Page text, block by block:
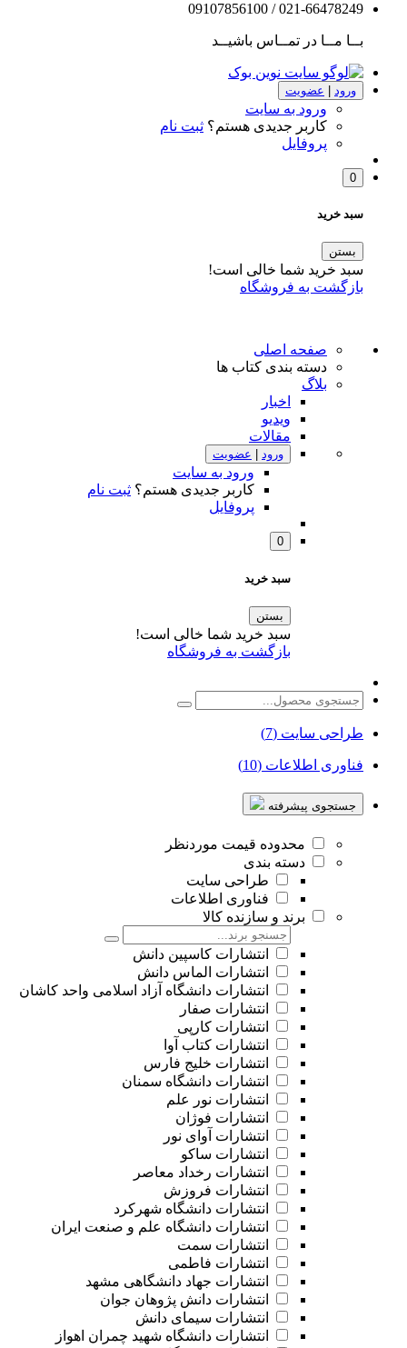
021-66478249 / 09107856100
بــا مــا در تمــاس باشیــد
ورود عضویت
ورود به سایت
کاربر جدیدی هستم؟ ثبت نام
پروفایل
0
سبد خرید
بستن
سبد خرید شما خالی است!
بازگشت به فروشگاه
صفحه اصلی
دسته بندی کتاب ها
بلاگ
اخبار
ویدیو
مقالات
ورود عضویت
ورود به سایت
کاربر جدیدی هستم؟ ثبت نام
پروفایل
0
سبد خرید
بستن
سبد خرید شما خالی است!
بازگشت به فروشگاه
طراحی سایت (7)
فناوری اطلاعات (10)
جستجوی پیشرفته
محدوده قیمت موردنظر
دسته بندی
طراحی سایت
فناوری اطلاعات
برند و سازنده کالا
انتشارات کاسپین دانش
انتشارات الماس دانش
انتشارات دانشگاه آزاد اسلامی واحد کاشان
انتشارات صفار
انتشارات کارپی
انتشارات کتاب آوا
انتشارات خلیج فارس
انتشارات دانشگاه سمنان
انتشارات نور علم
انتشارات فوژان
انتشارات آوای نور
انتشارات ساکو
انتشارات رخداد معاصر
انتشارات فروزش
انتشارات دانشگاه شهرکرد
انتشارات دانشگاه علم و صنعت ایران
انتشارات سمت
انتشارات فاطمی
انتشارات جهاد دانشگاهی مشهد
انتشارات دانش پژوهان جوان
انتشارات سیمای دانش
انتشارات دانشگاه شهید چمران اهواز